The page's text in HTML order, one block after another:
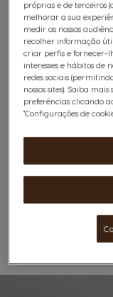
aveludado.
Arábica
do Vietname.
*Este produto
promoções em
Ver ingredientes
Não acumula com
próprias e de terceiros
melhorar a sua
medir as nossas
recolher informação
criar perfis e fornecer-
interesses e hábitos de
redes sociais
nossos sites). Saiba
preferências clicando
"Configurações de